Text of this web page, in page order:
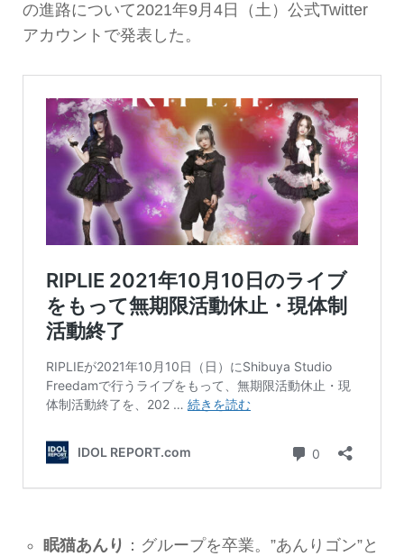
の進路について2021年9月4日（土）公式Twitter
アカウントで発表した。
眠猫あんり ：グループを卒業。”あんりゴン”と